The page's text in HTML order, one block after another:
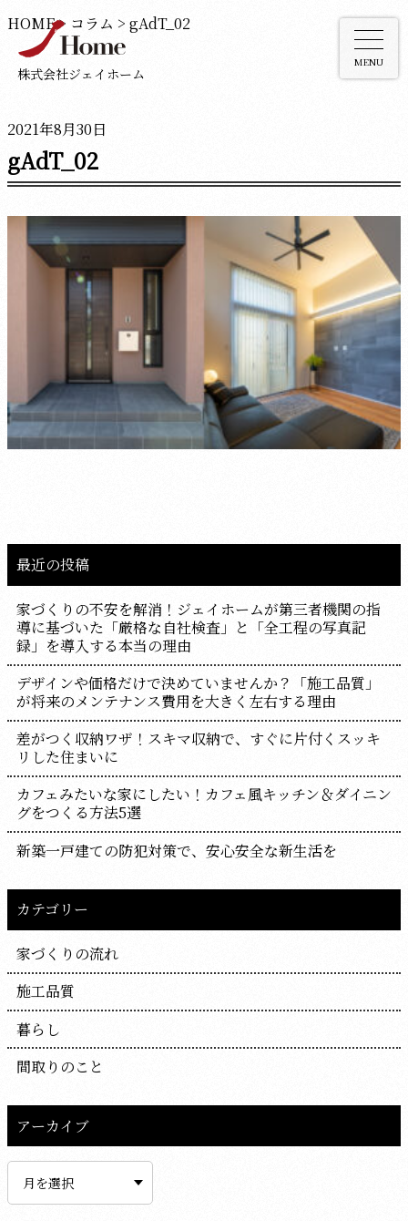
株式会社ジェイホーム
MENU
HOME> コラム > gAdT_02
2021年8月30日
gAdT_02
最近の投稿
家づくりの不安を解消！ジェイホームが第三者機関の指
導に基づいた「厳格な自社検査」と「全工程の写真記
録」を導入する本当の理由
デザインや価格だけで決めていませんか？「施工品質」
が将来のメンテナンス費用を大きく左右する理由
差がつく収納ワザ！スキマ収納で、すぐに片付くスッキ
リした住まいに
カフェみたいな家にしたい！カフェ風キッチン＆ダイニン
グをつくる方法5選
新築一戸建ての防犯対策で、安心安全な新生活を
カテゴリー
家づくりの流れ
施工品質
暮らし
間取りのこと
アーカイブ
イ